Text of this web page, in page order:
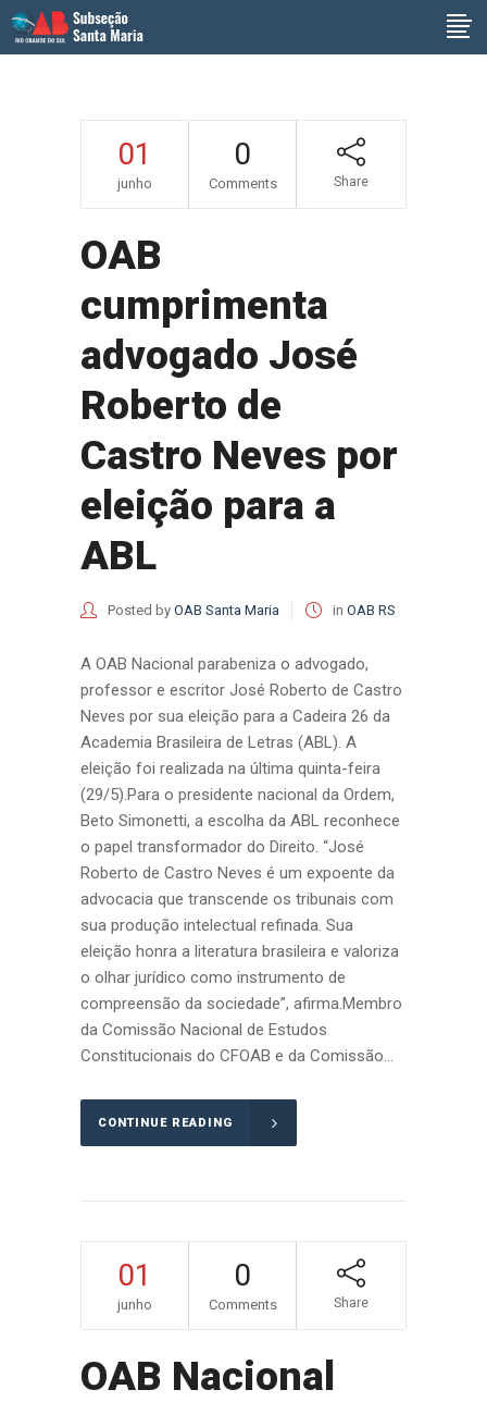
01
junho
0
Comments Share
OAB
cumprimenta
advogado José
Roberto de
Castro Neves por
eleição para a
ABL
Posted by OAB Santa Maria in OAB RS
A OAB Nacional parabeniza o advogado,
professor e escritor José Roberto de Castro
Neves por sua eleição para a Cadeira 26 da
Academia Brasileira de Letras (ABL). A
eleição foi realizada na última quinta-feira
(29/5).Para o presidente nacional da Ordem,
Beto Simonetti, a escolha da ABL reconhece
o papel transformador do Direito. “José
Roberto de Castro Neves é um expoente da
advocacia que transcende os tribunais com
sua produção intelectual refinada. Sua
eleição honra a literatura brasileira e valoriza
o olhar jurídico como instrumento de
compreensão da sociedade”, afirma.Membro
da Comissão Nacional de Estudos
Constitucionais do CFOAB e da Comissão...
CONTINUE READING
01
junho
0
Comments Share
OAB Nacional